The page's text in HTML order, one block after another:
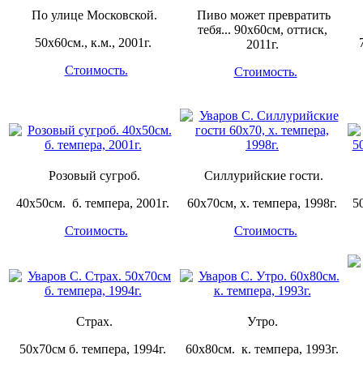
По улице Московской.
50х60см., к.м., 2001г.
Стоимость.
Пиво может превратить
тебя... 90х60см, оттиск,
2011г.
Стоимость.
Розовый сугроб.
40х50см. б. темпера, 2001г.
Стоимость.
Силлурийские гости.
60х70см, х. темпера, 1998г.
Стоимость.
Страх.
50х70см б. темпера, 1994г.
Утро.
60х80см. к. темпера, 1993г.